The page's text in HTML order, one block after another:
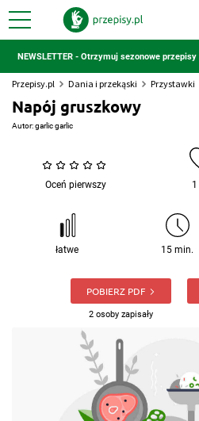
NEWSLETTER - Otrzymuj sezonowe
Przepisy.pl Dania i przekąski Przystawki
Napój gruszkowy
Autor:garlic garlic
Oceń pierwszy
łatwe 15 min.
POBIERZ PDF
2 osoby zapisały